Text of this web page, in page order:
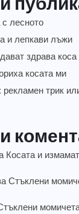
лесното
и лепкави лъжи
здрава коса
косата ми
трик
Косата и
Стъклени